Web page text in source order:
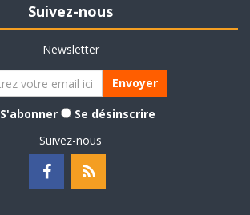
Suivez-nous
Newsletter
Envoyer
S'abonner
Se désinscrire
Suivez-nous